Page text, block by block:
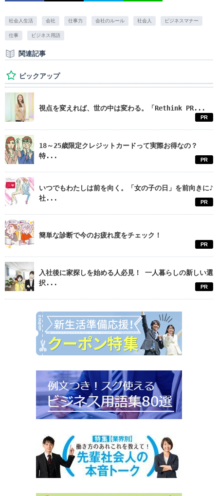
社会人生活 会社 仕事力 会社のルール 社会人 ビジネスマナー
仕事 ビジネス用語
関連記事
ピックアップ
視点を変えれば、世の中は変わる。「Rethink PR...
PR
18～25歳限定クレジットカードって実際お得なの？
特...
PR
いつでもわたしは前を向く。「女の子の日」を前向きに♪
社...
PR
簡単な診断で今のお疲れ度をチェック！
PR
入社後に家探しを始める人必見！ 一人暮らしの新しい選
択...
PR